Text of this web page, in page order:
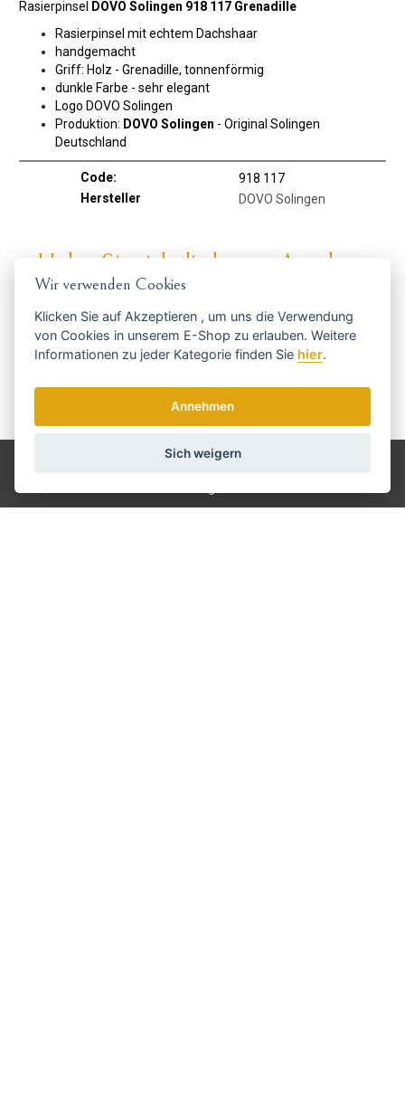
Rasierpinsel DOVO Solingen 918 117 Grenadille
Rasierpinsel mit echtem Dachshaar
handgemacht
Griff: Holz - Grenadille, tonnenförmig
dunkle Farbe - sehr elegant
Logo DOVO Solingen
Produktion: DOVO Solingen - Original Solingen
Deutschland
Code:
918 117
Hersteller
DOVO Solingen
Holen Sie sich die besten Angebote
rechtzeitig ...
Wir senden einmal pro Woche Nachrichten und Rabatte. Wie verwenden wir Ihre Daten?
Versand und Zahlung
Wir verwenden Cookies
Klicken Sie auf Akzeptieren , um uns die Verwendung
von Cookies in unserem E-Shop zu erlauben. Weitere
Informationen zu jeder Kategorie finden Sie hier.
Annehmen
Sich weigern